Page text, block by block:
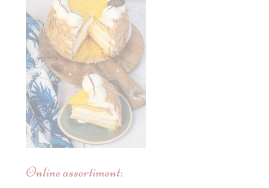
Online assortiment: